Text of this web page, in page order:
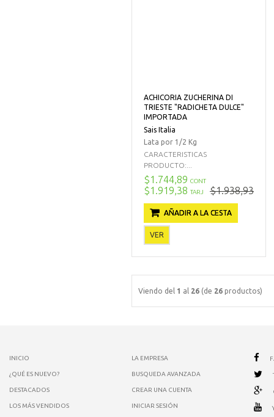
ACHICORIA ZUCHERINA DI
TRIESTE "RADICHETA DULCE"
IMPORTADA
Sais Italia
Lata por 1/2 Kg
CARACTERISTICAS
PRODUCTO:...
$1.744,89 CONT
$1.919,38 TARJ $1.938,93
AÑADIR A LA CESTA
VER
Viendo del 1 al 26 (de 26 productos)
INICIO
¿QUÉ ES NUEVO?
DESTACADOS
LOS MÁS VENDIDOS
LA EMPRESA
BUSQUEDA AVANZADA
CREAR UNA CUENTA
INICIAR SESIÓN